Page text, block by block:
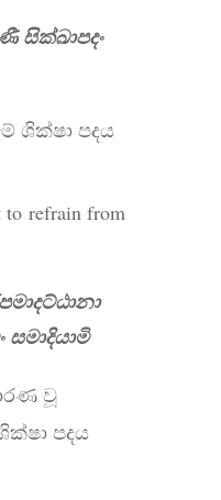
සික්ඛාපදං
ශික්ෂා පදය
to refrain from
වූ
පදය